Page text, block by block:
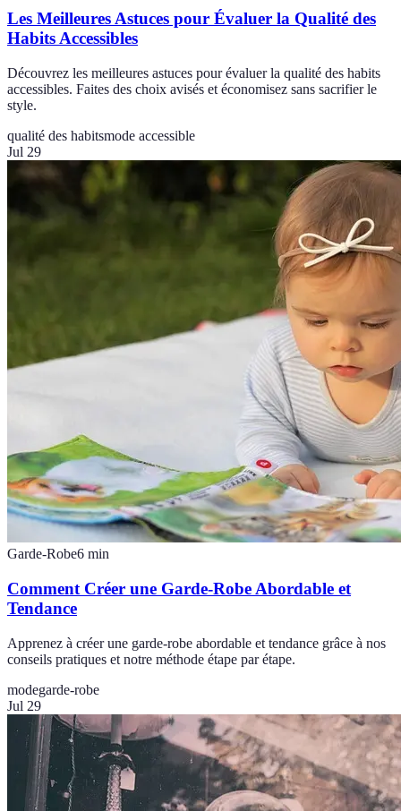
Les Meilleures Astuces pour Évaluer la Qualité des
Habits Accessibles
Découvrez les meilleures astuces pour évaluer la qualité des habits
accessibles. Faites des choix avisés et économisez sans sacrifier le
style.
qualité des habitsmode accessible
Jul 29
Garde-Robe6 min
Comment Créer une Garde-Robe Abordable et
Tendance
Apprenez à créer une garde-robe abordable et tendance grâce à nos
conseils pratiques et notre méthode étape par étape.
modegarde-robe
Jul 29